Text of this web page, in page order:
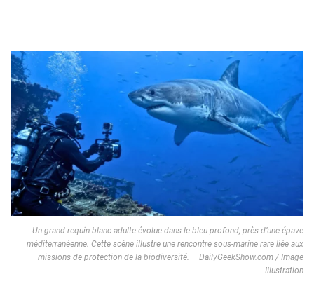
Un grand requin blanc adulte évolue dans le bleu profond, près d’une épave
méditerranéenne. Cette scène illustre une rencontre sous-marine rare liée aux
missions de protection de la biodiversité. – DailyGeekShow.com / Image
Illustration